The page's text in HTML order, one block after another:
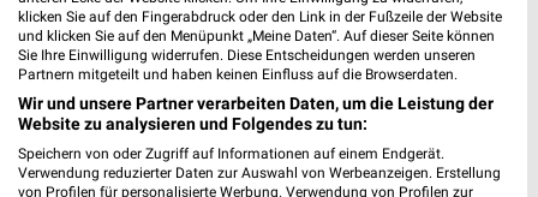
84034 Landshut
Heute 08:00 - 20:00 Uhr | Geschlossen
451,15 km
Müller Landshut
klicken Sie auf den Fingerabdruck oder den Link in der Fußzeile der Website
und klicken Sie auf den Menüpunkt „Meine Daten“. Auf dieser Seite können
Sie Ihre Einwilligung widerrufen. Diese Entscheidungen werden unseren
Partnern mitgeteilt und haben keinen Einfluss auf die Browserdaten.
Wir und unsere Partner verarbeiten Daten, um die Leistung der
Website zu analysieren und Folgendes zu tun:
Speichern von oder Zugriff auf Informationen auf einem Endgerät.
Verwendung reduzierter Daten zur Auswahl von Werbeanzeigen. Erstellung
von Profilen für personalisierte Werbung. Verwendung von Profilen zur